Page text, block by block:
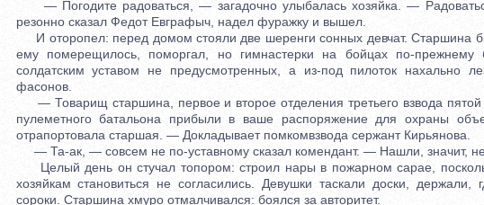
— Погодите радоваться, — загадочно улыбалась хозяйка. —
резонно сказал Федот Евграфыч, надел фуражку и вышел.
И оторопел: перед домом стояли две шеренги сонных девчат. Старшина
ему померещилось, поморгал, но гимнастерки на бойцах по-прежнему
солдатским уставом не предусмотренных, а из-под пилоток нахально
фасонов.
— Товарищ старшина, первое и второе отделения третьего взвода пятой
пулеметного батальона прибыли в ваше распоряжение для охраны
отрапортовала старшая. — Докладывает помкомвзвода сержант Кирьянова.
— Та-ак, — совсем не по-уставному сказал комендант. — Нашли, значит,
Целый день он стучал топором: строил нары в пожарном сарае,
хозяйкам становиться не согласились. Девушки таскали доски,
сороки. Старшина хмуро отмалчивался: боялся за авторитет.